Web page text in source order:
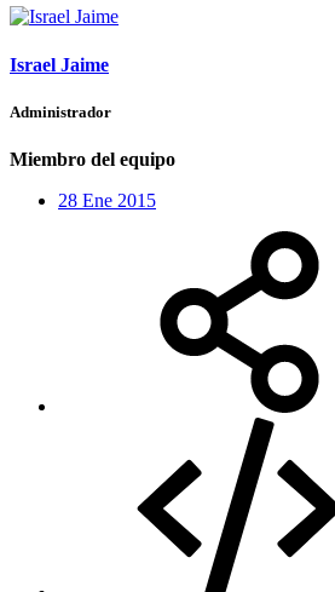
Israel Jaime
Administrador
Miembro del equipo
28 Ene 2015